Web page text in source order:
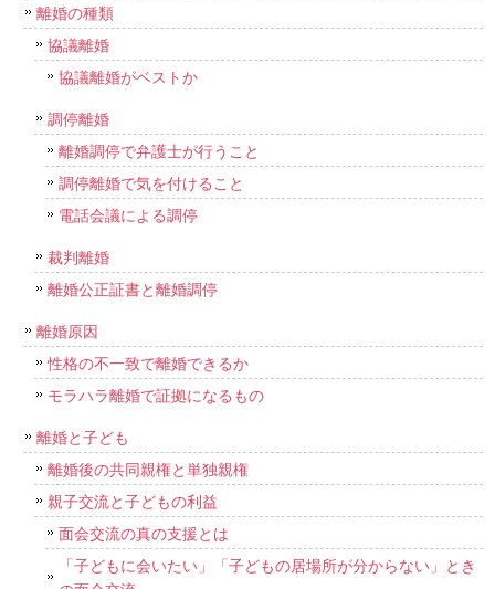
離婚の種類
協議離婚
協議離婚がベストか
調停離婚
離婚調停で弁護士が行うこと
調停離婚で気を付けること
電話会議による調停
裁判離婚
離婚公正証書と離婚調停
離婚原因
性格の不一致で離婚できるか
モラハラ離婚で証拠になるもの
離婚と子ども
離婚後の共同親権と単独親権
親子交流と子どもの利益
面会交流の真の支援とは
「子どもに会いたい」「子どもの居場所が分からない」とき